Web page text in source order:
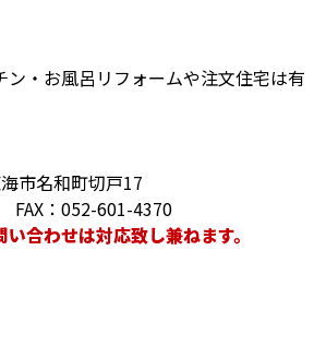
ン・お風呂リフォームや注文住宅は有
市名和町切戸17
：052-601-4370
合わせは対応致し兼ねます。